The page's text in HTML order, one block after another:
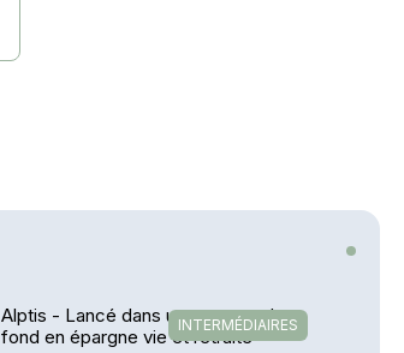
INTERMÉDIAIRES
Alptis - Lancé dans une course de
fond en épargne vie et retraite